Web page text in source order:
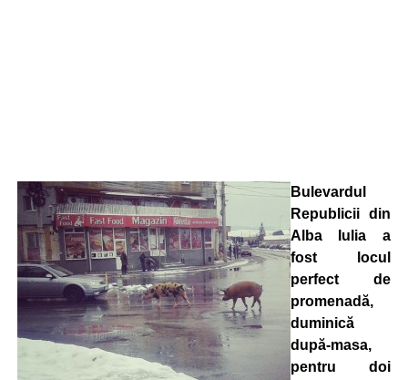
Bulevardul
Republicii din
Alba Iulia a
fost locul
perfect de
promenadă,
duminică
după-masa,
pentru doi